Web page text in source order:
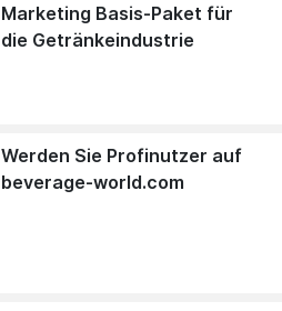
Marketing Basis-Paket für
die Getränkeindustrie
Werden Sie Profinutzer auf
beverage-world.com